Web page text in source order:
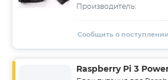
Производитель:
Сообщить о поступлении
Raspberry Pi 3